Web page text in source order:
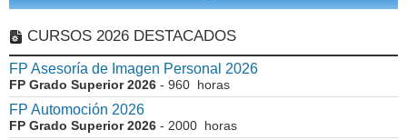
CURSOS 2026 DESTACADOS
FP Asesoría de Imagen Personal 2026
FP Grado Superior 2026 - 960 horas
FP Automoción 2026
FP Grado Superior 2026 - 2000 horas